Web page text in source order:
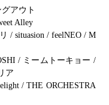
アウト
Alley
/ situasion / feelNEO / M
/ ミームトーキョー /
ア
/ THE ORCHESTRA